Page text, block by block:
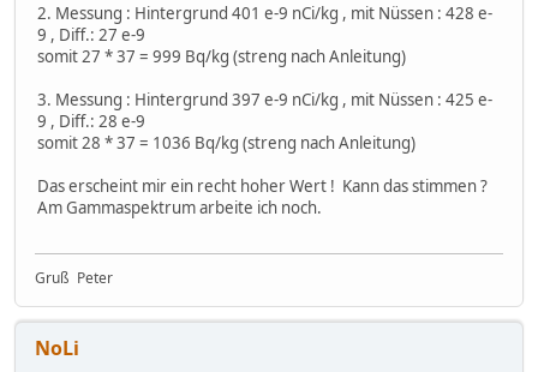
2. Messung : Hintergrund 401 e-9 nCi/kg , mit Nüssen : 428 e-
9 , Diff.: 27 e-9
somit 27 * 37 = 999 Bq/kg (streng nach Anleitung)
3. Messung : Hintergrund 397 e-9 nCi/kg , mit Nüssen : 425 e-
9 , Diff.: 28 e-9
somit 28 * 37 = 1036 Bq/kg (streng nach Anleitung)
Das erscheint mir ein recht hoher Wert ! Kann das stimmen ?
Am Gammaspektrum arbeite ich noch.
Gruß Peter
NoLi